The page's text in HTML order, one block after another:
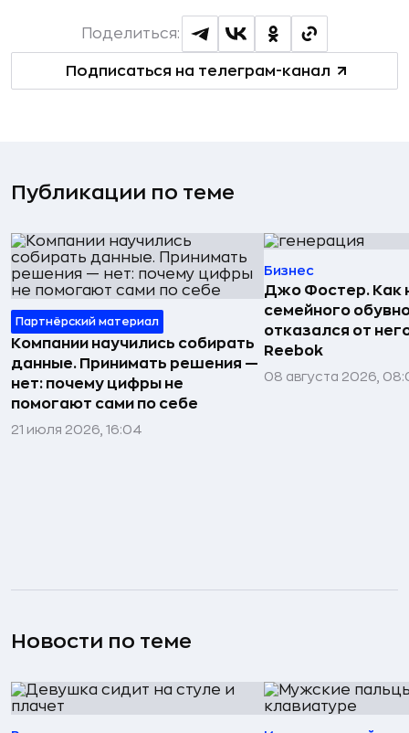
Подписаться на телеграм-канал
Поделиться:
Публикации по теме
Партнёрский материал
Компании научились собирать
данные. Принимать решения —
нет: почему цифры не
помогают сами по себе
21 июля 2026, 16:04
Бизнес
Джо Фостер. Как
семейного
отказался от
Reebok
08 августа 2026,
Новости по теме